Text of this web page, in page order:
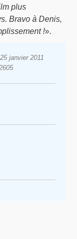
plus
Bravo à Denis,
!».
janvier 2011